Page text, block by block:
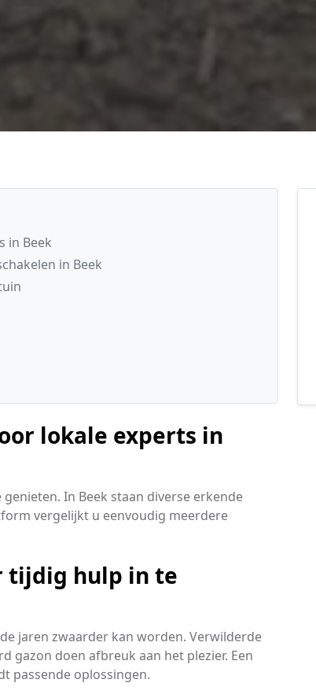
in Beek
in Beek
lokale experts in
In Beek staan diverse erkende
vergelijkt u eenvoudig meerdere
tijdig hulp in te
jaren zwaarder kan worden. Verwilderde
gazon doen afbreuk aan het plezier. Een
passende oplossingen.